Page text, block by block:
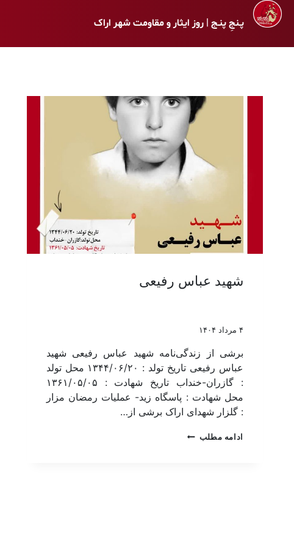
پـنجِ پنـج | روز ایثار و مقاومت شهر اراک
شهید عباس رفیعی
۴ مرداد ۱۴۰۴
برشی از زندگی‌نامه شهید عباس رفیعی شهید
عباس رفیعی تاریخ تولد : ۱۳۴۴/۰۶/۲۰ محل تولد
: گازران-خنداب تاریخ شهادت : ۱۳۶۱/۰۵/۰۵
محل شهادت : پاسگاه زید- عملیات رمضان مزار
: گلزار شهدای اراک برشی از…
ادامه مطلب